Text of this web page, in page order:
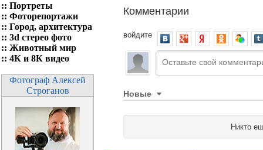
:: Портреты
:: Фоторепортажи
:: Город, архитектура
:: 3d стерео фото
:: Животный мир
:: 4К и 8К видео
Фотограф Алексей
Строганов
Комментарии
войдите
Новые
Никто